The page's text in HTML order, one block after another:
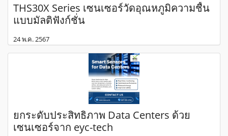
THS30X Series เซนเซอร์วัดอุณหภูมิความชื้น
แบบมัลติฟังก์ชั่น
24 พ.ค. 2567
ยกระดับประสิทธิภาพ Data Centers ด้วย
เซนเซอร์จาก eyc-tech